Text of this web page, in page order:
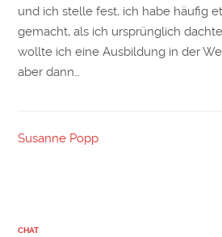
und ich stelle fest, ich habe häufig
gemacht, als ich ursprünglich
wollte ich eine Ausbildung in der
aber dann…
Susanne Popp
CHAT